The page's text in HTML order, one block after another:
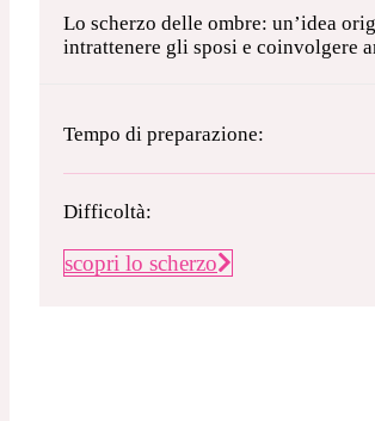
Lo scherzo delle ombre: un’idea
intrattenere gli sposi e coinvolgere
Tempo di preparazione:
Difficoltà:
scopri lo scherzo